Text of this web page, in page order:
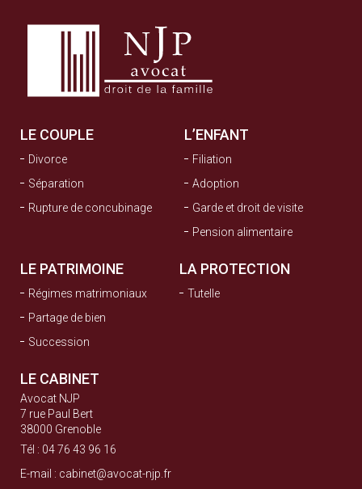
LE COUPLE
Divorce
Séparation
Rupture de concubinage
L’ENFANT
Filiation
Adoption
Garde et droit de visite
Pension alimentaire
LE PATRIMOINE
Régimes matrimoniaux
Partage de bien
Succession
LA PROTECTION
Tutelle
LE CABINET
Avocat NJP
7 rue Paul Bert
38000 Grenoble
Tél : 04 76 43 96 16
E-mail : cabinet@avocat-njp.fr